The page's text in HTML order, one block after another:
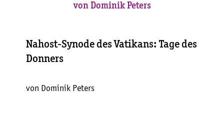
von Dominik Peters
Nahost-Synode des Vatikans: Tage des
Donners
von Dominik Peters